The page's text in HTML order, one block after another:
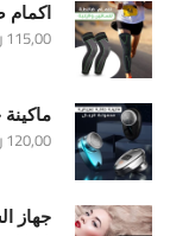
اكمام
115,00
120,00
جهاز